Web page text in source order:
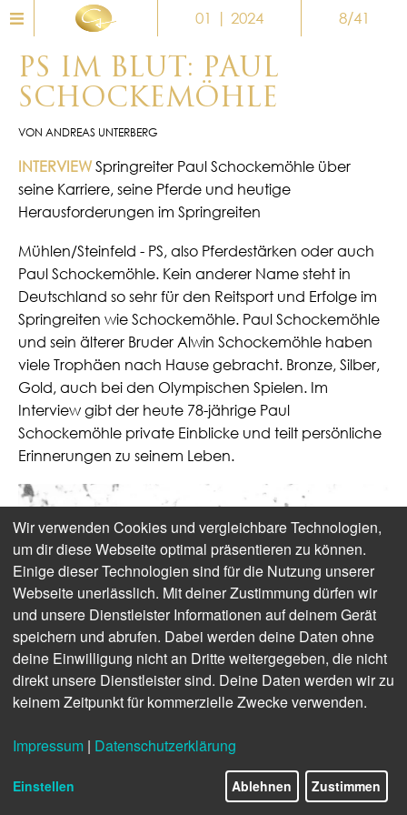
01 | 2024 8/41
PS IM BLUT: PAUL
SCHOCKEMÖHLE
VON ANDREAS UNTERBERG
INTERVIEWSpringreiter Paul Schockemöhle über
seine Karriere, seine Pferde und heutige
Herausforderungen im Springreiten
Mühlen/Steinfeld - PS, also Pferdestärken oder auch
Paul Schockemöhle. Kein anderer Name steht in
Deutschland so sehr für den Reitsport und Erfolge im
Springreiten wie Schockemöhle. Paul Schockemöhle
und sein älterer Bruder Alwin Schockemöhle haben
viele Trophäen nach Hause gebracht. Bronze, Silber,
Gold, auch bei den Olympischen Spielen. Im
Interview gibt der heute 78-jährige Paul
Schockemöhle private Einblicke und teilt persönliche
Erinnerungen zu seinem Leben.
Wir verwenden Cookies und vergleichbare Technologien,
um dir diese Webseite optimal präsentieren zu können.
Einige dieser Technologien sind für die Nutzung unserer
Webseite unerlässlich. Mit deiner Zustimmung dürfen wir
und unsere Dienstleister Informationen auf deinem Gerät
speichern und abrufen. Dabei werden deine Daten ohne
deine Einwilligung nicht an Dritte weitergegeben, die nicht
direkt unsere Dienstleister sind. Deine Daten werden wir zu
keinem Zeitpunkt für kommerzielle Zwecke verwenden.
Impressum | Datenschutzerklärung
Einstellen Ablehnen Zustimmen